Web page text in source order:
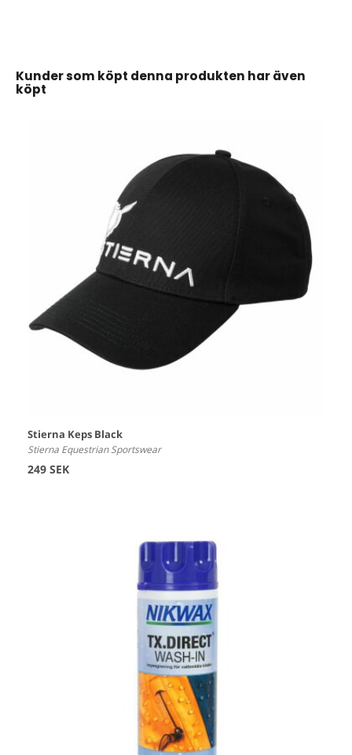
Kunder som köpt denna produkten har även
köpt
Stierna Keps Black
Stierna Equestrian Sportswear
249 SEK